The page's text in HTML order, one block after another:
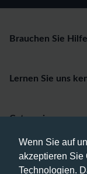
Wenn Sie auf
akzeptieren Sie
Technologien.
Brauchen Sie
Lernen Sie uns
Categories
Account